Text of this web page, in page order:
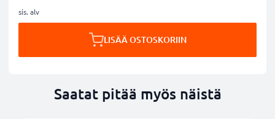
sis. alv
LISÄÄ OSTOSKORIIN
Saatat pitää myös näistä